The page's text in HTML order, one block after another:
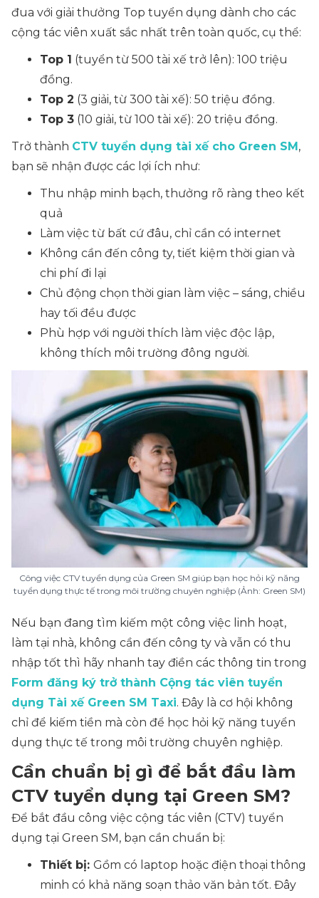
đua với giải thưởng Top tuyển dụng dành cho các
cộng tác viên xuất sắc nhất trên toàn quốc, cụ thể:
Top 1 (tuyển từ 500 tài xế trở lên): 100 triệu
đồng.
Top 2 (3 giải, từ 300 tài xế): 50 triệu đồng.
Top 3 (10 giải, từ 100 tài xế): 20 triệu đồng.
Trở thành CTV tuyển dụng tài xế cho Green SM,
bạn sẽ nhận được các lợi ích như:
Thu nhập minh bạch, thưởng rõ ràng theo kết
quả
Làm việc từ bất cứ đâu, chỉ cần có internet
Không cần đến công ty, tiết kiệm thời gian và
chi phí đi lại
Chủ động chọn thời gian làm việc – sáng, chiều
hay tối đều được
Phù hợp với người thích làm việc độc lập,
không thích môi trường đông người.
Công việc CTV tuyển dụng của Green SM giúp bạn học hỏi kỹ năng
tuyển dụng thực tế trong môi trường chuyên nghiệp (Ảnh: Green SM)
Nếu bạn đang tìm kiếm một công việc linh hoạt,
làm tại nhà, không cần đến công ty và vẫn có thu
nhập tốt thì hãy nhanh tay điền các thông tin trong
Form đăng ký trở thành Cộng tác viên tuyển
dụng Tài xế Green SM Taxi. Đây là cơ hội không
chỉ để kiếm tiền mà còn để học hỏi kỹ năng tuyển
dụng thực tế trong môi trường chuyên nghiệp.
Cần chuẩn bị gì để bắt đầu làm
CTV tuyển dụng tại Green SM?
Để bắt đầu công việc cộng tác viên (CTV) tuyển
dụng tại Green SM, bạn cần chuẩn bị:
Thiết bị: Gồm có laptop hoặc điện thoại thông
minh có khả năng soạn thảo văn bản tốt. Đây